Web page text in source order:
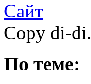
Сайт
Copy di-
По теме: